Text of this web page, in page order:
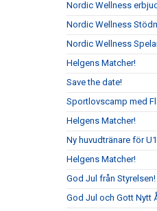
Nordic Wellness
Nordic Wellness
Nordic Wellness
Helgens Matcher!
Save the date!
Sportlovscamp med
Helgens Matcher!
Ny huvudtränare för
Helgens Matcher!
God Jul från Styrelsen!
God Jul och Gott Nytt